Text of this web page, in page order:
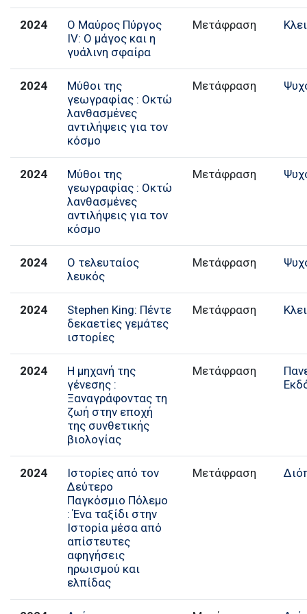
2024
Ο Μαύρος Πύργος
ΙV: Ο μάγος και η
γυάλινη σφαίρα
Μετάφραση
2024
Μύθοι της
γεωγραφίας : Οκτώ
λανθασμένες
αντιλήψεις για τον
κόσμο
Μετάφραση
2024
Μύθοι της
γεωγραφίας : Οκτώ
λανθασμένες
αντιλήψεις για τον
κόσμο
Μετάφραση
2024
Ο τελευταίος
λευκός
Μετάφραση
2024
Stephen King: Πέντε
δεκαετίες γεμάτες
ιστορίες
Μετάφραση
2024
Η μηχανή της
γένεσης :
Ξαναγράφοντας τη
ζωή στην εποχή
της συνθετικής
βιολογίας
Μετάφραση
2024
Ιστορίες από τον
Δεύτερο
Παγκόσμιο Πόλεμο
: Ένα ταξίδι στην
Ιστορία μέσα από
απίστευτες
αφηγήσεις
ηρωισμού και
ελπίδας
Μετάφραση